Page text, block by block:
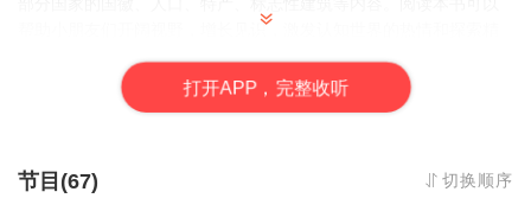
帮助小朋友们开阔视野，增长见识，激发认知世界的热情和探索精
打开APP，完整收听
节目(67) 切换顺序